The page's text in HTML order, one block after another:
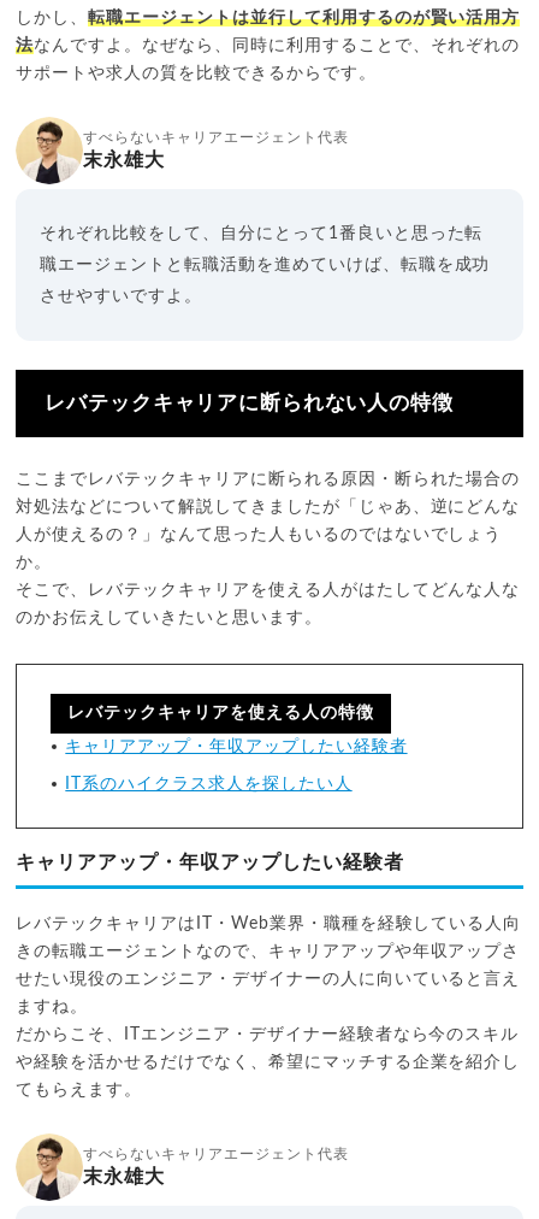
しかし、転職エージェントは並行して利用するのが賢い活用方
法なんですよ。なぜなら、同時に利用することで、それぞれの
サポートや求人の質を比較できるからです。
すべらないキャリアエージェント代表
末永雄大
それぞれ比較をして、自分にとって1番良いと思った転
職エージェントと転職活動を進めていけば、転職を成功
させやすいですよ。
レバテックキャリアに断られない人の特徴
ここまでレバテックキャリアに断られる原因・断られた場合の
対処法などについて解説してきましたが「じゃあ、逆にどんな
人が使えるの？」なんて思った人もいるのではないでしょう
か。
そこで、レバテックキャリアを使える人がはたしてどんな人な
のかお伝えしていきたいと思います。
レバテックキャリアを使える人の特徴
キャリアアップ・年収アップしたい経験者
IT系のハイクラス求人を探したい人
キャリアアップ・年収アップしたい経験者
レバテックキャリアはIT・Web業界・職種を経験している人向
きの転職エージェントなので、キャリアアップや年収アップさ
せたい現役のエンジニア・デザイナーの人に向いていると言え
ますね。
だからこそ、ITエンジニア・デザイナー経験者なら今のスキル
や経験を活かせるだけでなく、希望にマッチする企業を紹介し
てもらえます。
すべらないキャリアエージェント代表
末永雄大